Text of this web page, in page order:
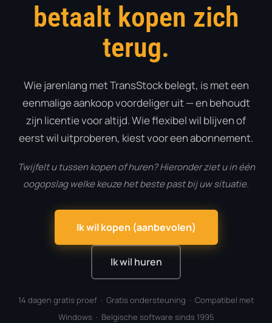
betaalt kopen zich
terug.
Wie jarenlang met TransStock belegt, is met een
eenmalige aankoop voordeliger uit — en behoudt
zijn licentie voor altijd. Wie flexibel wil blijven of
eerst wil uitproberen, kiest voor een abonnement.
Twijfelt u tussen kopen of huren? Hieronder ziet u in één
oogopslag welke keuze het beste past bij uw situatie.
Ik wil kopen (aanbevolen)
Ik wil huren
14 dagen gratis proef · Gratis ondersteuning · Compatibel met
Windows · Belgische software sinds 1995